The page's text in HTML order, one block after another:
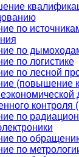
по
по
по логистике
по лесной
(повышение
контроля
по
по
по